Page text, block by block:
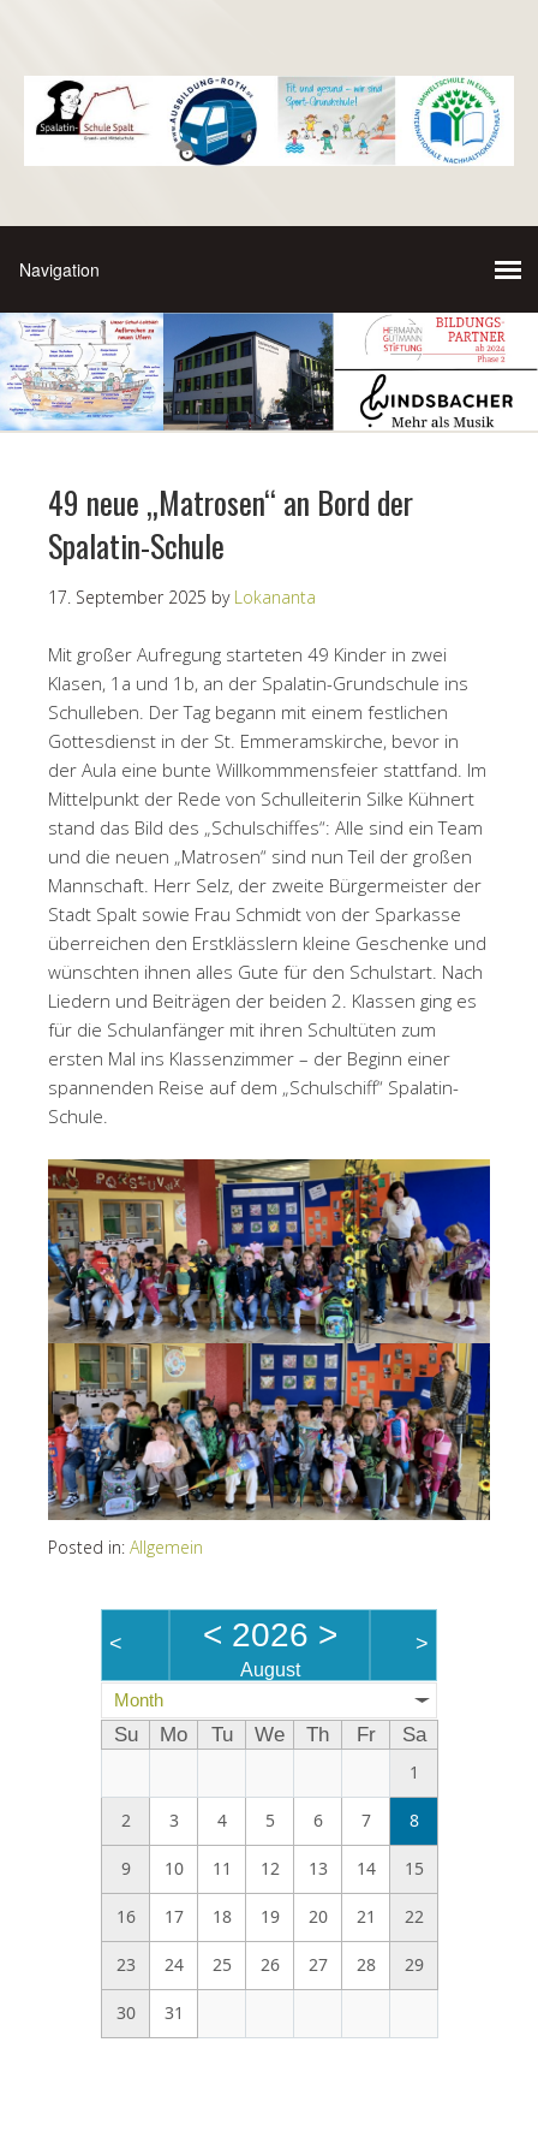
49 neue „Matrosen“ an Bord der
Spalatin-Schule
17. September 2025 by Lokananta
Mit großer Aufregung starteten 49 Kinder in zwei
Klasen, 1a und 1b, an der Spalatin-Grundschule ins
Schulleben. Der Tag begann mit einem festlichen
Gottesdienst in der St. Emmeramskirche, bevor in
der Aula eine bunte Willkommmensfeier stattfand. Im
Mittelpunkt der Rede von Schulleiterin Silke Kühnert
stand das Bild des „Schulschiffes“: Alle sind ein Team
und die neuen „Matrosen“ sind nun Teil der großen
Mannschaft. Herr Selz, der zweite Bürgermeister der
Stadt Spalt sowie Frau Schmidt von der Sparkasse
überreichen den Erstklässlern kleine Geschenke und
wünschten ihnen alles Gute für den Schulstart. Nach
Liedern und Beiträgen der beiden 2. Klassen ging es
für die Schulanfänger mit ihren Schultüten zum
ersten Mal ins Klassenzimmer – der Beginn einer
spannenden Reise auf dem „Schulschiff“ Spalatin-
Schule.
Posted in: Allgemein
< < 2026 >
August
>
Month
Su Mo Tu We Th Fr
Sa
1
2 3 4 5 6 7 8
9 10 11 12 13 14 15
16 17 18 19 20 21 22
23 24 25 26 27 28 29
30 31